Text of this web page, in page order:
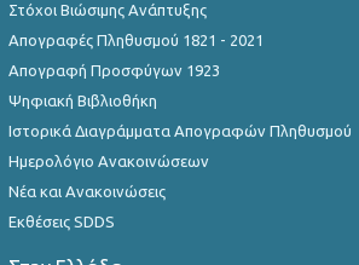
Στόχοι Βιώσιμης Ανάπτυξης
Απογραφές Πληθυσμού 1821 - 2021
Απογραφή Προσφύγων 1923
Ψηφιακή Βιβλιοθήκη
Ιστορικά Διαγράμματα Απογραφών Πληθυσμού
Ημερολόγιο Ανακοινώσεων
Νέα και Ανακοινώσεις
Εκθέσεις SDDS